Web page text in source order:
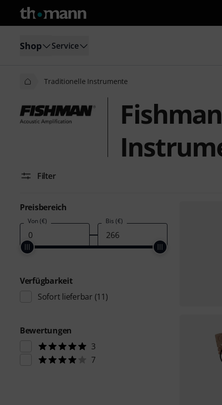
Shop Service
Traditionelle Instrumente
Filter
Preisbereich
Von (€) Bis (€)
Verfügbarkeit
Sofort lieferbar (11)
Bewertungen
3
7